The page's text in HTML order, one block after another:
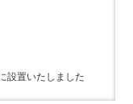
設置いたしました